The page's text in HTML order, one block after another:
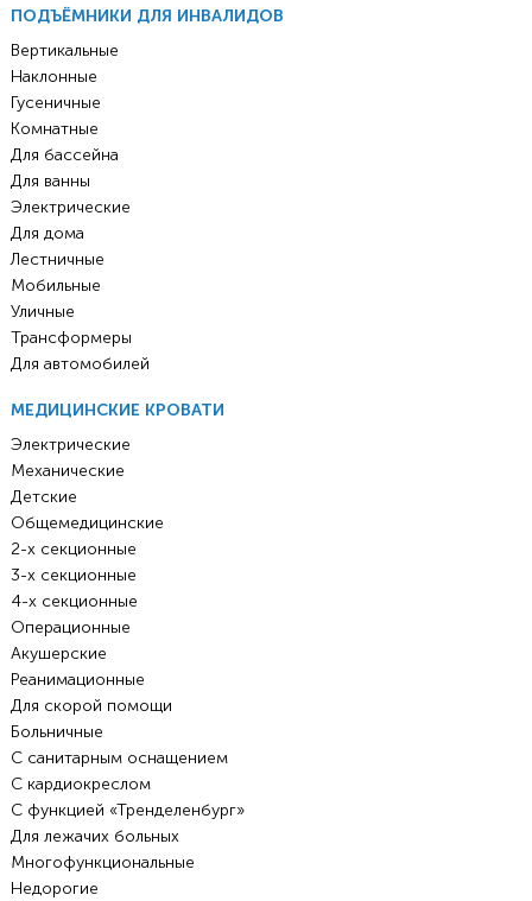
ПОДЪЁМНИКИ ДЛЯ ИНВАЛИДОВ
Вертикальные
Наклонные
Гусеничные
Комнатные
Для бассейна
Для ванны
Электрические
Для дома
Лестничные
Мобильные
Уличные
Трансформеры
Для автомобилей
МЕДИЦИНСКИЕ КРОВАТИ
Электрические
Механические
Детские
Общемедицинские
2-х секционные
3-х секционные
4-х секционные
Операционные
Акушерские
Реанимационные
Для скорой помощи
Больничные
С санитарным оснащением
С кардиокреслом
С функцией «Тренделенбург»
Для лежачих больных
Многофункциональные
Недорогие